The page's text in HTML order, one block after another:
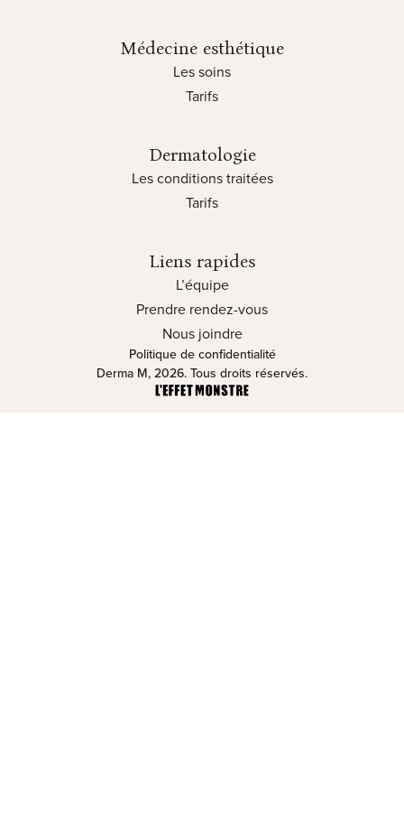
Médecine esthétique
Les soins
Tarifs
Dermatologie
Les conditions traitées
Tarifs
Liens rapides
L’équipe
Prendre rendez-vous
Nous joindre
Derma M, 2026. Tous droits réservés.
Politique de confidentialité